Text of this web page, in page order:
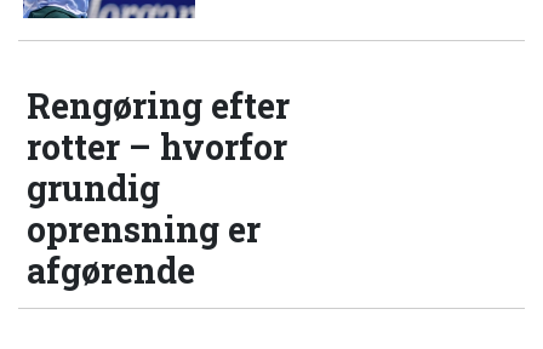
Rengøring efter
rotter – hvorfor
grundig
oprensning er
afgørende